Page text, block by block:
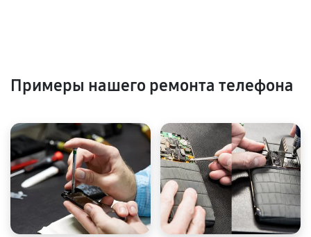
Примеры нашего ремонта телефона